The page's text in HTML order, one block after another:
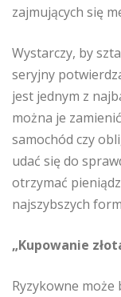
zajmujących się
Wystarczy, by
seryjny
jest jednym z
można je
samochód czy
udać się do
otrzymać
najszybszych
„Kupowanie
Ryzykowne może